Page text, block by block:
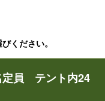
ください。
定員 テント内24